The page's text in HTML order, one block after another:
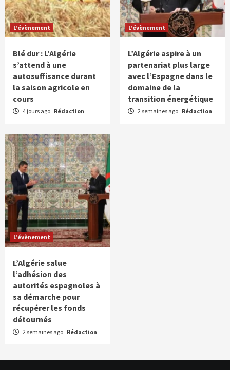
L'évènement
Blé dur : L’Algérie
s’attend à une
autosuffisance durant
la saison agricole en
cours
4 jours ago Rédaction
L'évènement
L’Algérie aspire à un
partenariat plus large
avec l’Espagne dans le
domaine de la
transition énergétique
2 semaines ago Rédaction
L'évènement
L’Algérie salue
l’adhésion des
autorités espagnoles à
sa démarche pour
récupérer les fonds
détournés
2 semaines ago Rédaction